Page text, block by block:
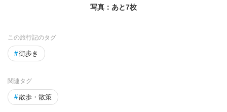
写真：あと7枚
この旅行記のタグ
#街歩き
関連タグ
#散歩・散策